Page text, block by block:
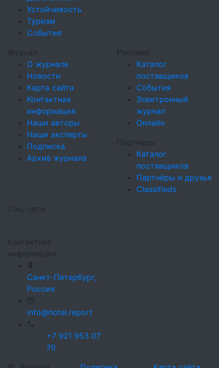
Устойчивость
Туризм
События
Журнал
О журнале
Новости
Карта сайта
Контактная
информация
Наши авторы
Наши эксперты
Подписка
Архив журнала
Реклама
Каталог
поставщиков
События
Электронный
журнал
Онлайн
Партнеры
Каталог
поставщиков
Партнёры и друзья
Classifieds
Соц. сети
Контактная
информация
Санкт-Петербург,
Россия
info@hotel.report
+7 921 953 07
70